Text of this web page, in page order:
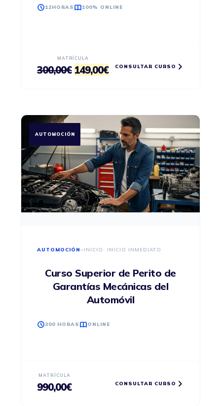
12HORAS 100% ONLINE
MATRÍCULA
300,00€ El
300,00€.
149,00€El
149,00€.
CONSULTAR CURSO
AUTOMOCIÓN
AUTOMOCIÓN • INICIO: INICIO INMEDIATO
Curso Superior de Perito de
Garantías Mecánicas del
Automóvil
300 HORAS ONLINE
MATRÍCULA
990,00€ CONSULTAR CURSO